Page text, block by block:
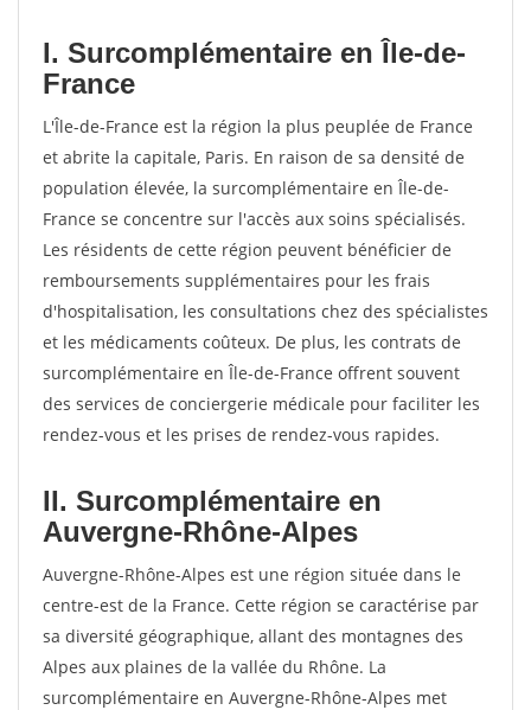
I. Surcomplémentaire en Île-de-
France
L'Île-de-France est la région la plus peuplée de France
et abrite la capitale, Paris. En raison de sa densité de
population élevée, la surcomplémentaire en Île-de-
France se concentre sur l'accès aux soins spécialisés.
Les résidents de cette région peuvent bénéficier de
remboursements supplémentaires pour les frais
d'hospitalisation, les consultations chez des spécialistes
et les médicaments coûteux. De plus, les contrats de
surcomplémentaire en Île-de-France offrent souvent
des services de conciergerie médicale pour faciliter les
rendez-vous et les prises de rendez-vous rapides.
II. Surcomplémentaire en
Auvergne-Rhône-Alpes
Auvergne-Rhône-Alpes est une région située dans le
centre-est de la France. Cette région se caractérise par
sa diversité géographique, allant des montagnes des
Alpes aux plaines de la vallée du Rhône. La
surcomplémentaire en Auvergne-Rhône-Alpes met